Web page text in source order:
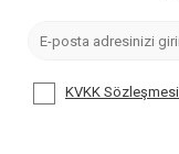
KVKK